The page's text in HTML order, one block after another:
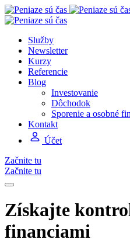
Služby
Newsletter
Kurzy
Referencie
Blog
Investovanie
Dôchodok
Sporenie a osobné
Kontakt
Účet
Začnite tu
Začnite tu
Získajte
financiami